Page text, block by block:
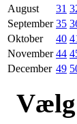
August
31
September 35
Oktober
40
November 44
December 49